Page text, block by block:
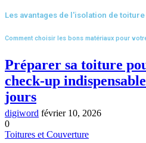
Les avantages de l'isolation de
Comment choisir les bons matériaux pour
Préparer sa toiture
check-up
jours
digiword février 10, 2026
0
Toitures et Couverture